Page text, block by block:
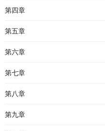
第四章
第五章
第六章
第七章
第八章
第九章